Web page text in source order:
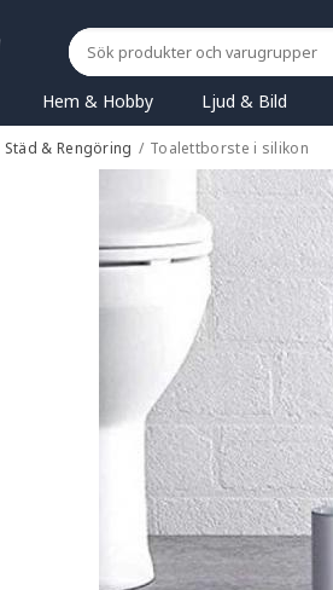
Hem & Hobby Ljud & Bild
Städ & Rengöring / Toalettborste i silikon